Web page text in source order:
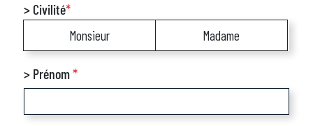
> Civilité*
Monsieur Madame
> Prénom*